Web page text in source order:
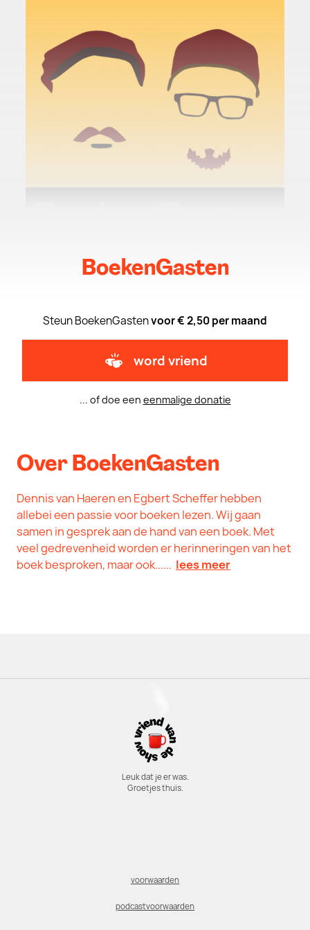
BoekenGasten
Steun BoekenGastenvoor € 2,50 per maand
word vriend
... of doe een eenmalige donatie
Over BoekenGasten
Dennis van Haeren en Egbert Scheffer hebben
allebei een passie voor boeken lezen. Wij gaan
samen in gesprek aan de hand van een boek. Met
veel gedrevenheid worden er herinneringen van het
boek besproken, maar ook...... lees meer
Leuk dat je er was.
Groetjes thuis.
voorwaarden
podcastvoorwaarden